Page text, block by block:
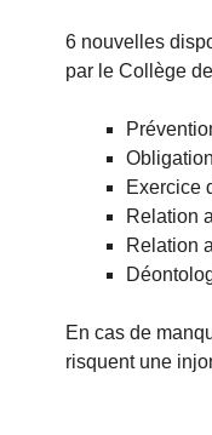
6 nouvelles
par le Collège
Exercice
Relation
Relation
En cas de
risquent une